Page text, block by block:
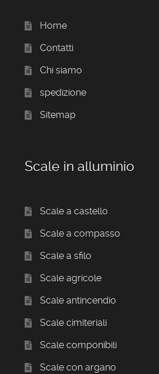
Home
Contatti
Chi siamo
spedizione
Sitemap
Scale in alluminio
Scale a castello
Scale a compasso
Scale a sfilo
Scale agricole
Scale antincendio
Scale cimiteriali
Scale componibili
Scale con argano